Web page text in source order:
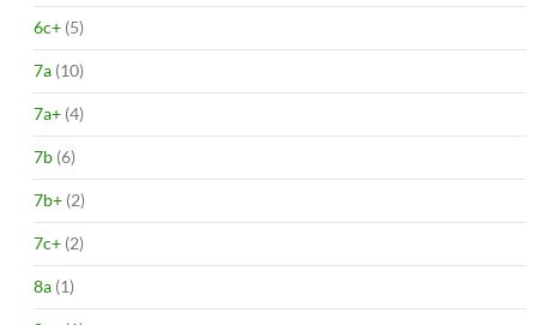
6c+ (5)
7a (10)
7a+ (4)
7b (6)
7b+ (2)
7c+ (2)
8a (1)